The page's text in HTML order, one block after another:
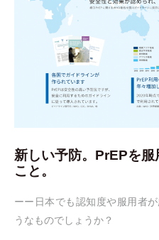
新しい予防。PrEPを
こと。
ーー日本でも認知度や服用者
うなものでしょうか？